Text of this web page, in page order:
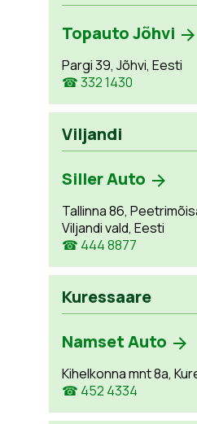
Topauto Jõhvi
Pargi 39, Jõhvi, Eesti
☎ 332 1430
Viljandi
Siller Auto
Tallinna 86,
Viljandi vald, Eesti
☎ 444 8877
Kuressaare
Namset Auto
Kihelkonna mnt 8a,
☎ 452 4334